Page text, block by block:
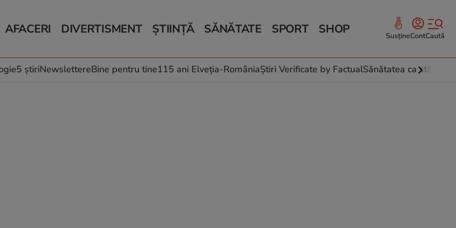
AFACERI
Auto
Locuri de muncă
DIVERTISMENT
Horoscop
Muzică și Filme
ȘTIINȚĂ
Schimbări climatice
SĂNĂTATE
Relații
Rețete culinare
SPORT SHOP SusțineContCaută
5 știriNewslettereBine pentru tine115 ani Elveția-RomâniaȘtiri Verificate by FactualSănătatea ca stil de